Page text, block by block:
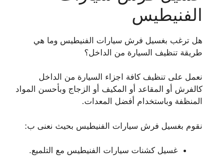
الفنيطيس
هل ترغب بغسيل فرش سيارات الفنيطيس وما هي
طريقة تنظيف السيارة من الداخل؟
نعمل على تنظيف كافة اجزاء السيارة من الداخل
كالفرش أو المقاعد أو المكيف أو الزجاج وبأحسن المواد
المنظفة وباستخدام أفضل المعدات.
نقوم بغسيل فرش سيارات الفنيطيس بحيث نعنى ب:
غسيل كشنات سيارات الفنيطيس مع التلميع.